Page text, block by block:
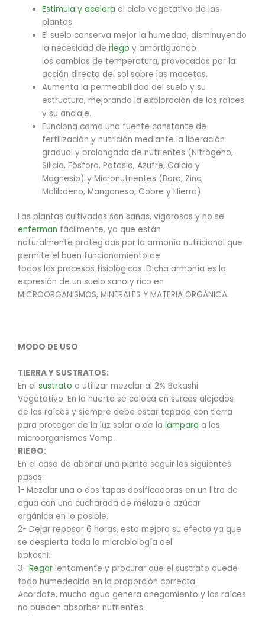
Estimula y acelera el ciclo vegetativo de las
plantas.
El suelo conserva mejor la humedad, disminuyendo
la necesidad deriego y amortiguando
los cambios de temperatura, provocados por la
acción directa del sol sobre las macetas.
Aumenta la permeabilidad del suelo y su
estructura, mejorando la exploración de las raíces
y su anclaje.
Funciona como una fuente constante de
fertilización y nutrición mediante la liberación
gradual y prolongada de nutrientes (Nitrógeno,
Silicio, Fósforo, Potasio, Azufre, Calcio y
Magnesio) y Micronutrientes (Boro, Zinc,
Molibdeno, Manganeso, Cobre y Hierro).
Las plantas cultivadas son sanas, vigorosas y no se
enferman fácilmente, ya que están
naturalmente protegidas por la armonía nutricional que
permite el buen funcionamiento de
todos los procesos fisiológicos. Dicha armonía es la
expresión de un suelo sano y rico en
MICROORGANISMOS, MINERALES Y MATERIA ORGÁNICA.
MODO DE USO
TIERRA Y SUSTRATOS:
En el sustrato a utilizar mezclar al 2% Bokashi
Vegetativo. En la huerta se coloca en surcos alejados
de las raíces y siempre debe estar tapado con tierra
para proteger de la luz solar o de la lámpara a los
microorganismos Vamp.
RIEGO:
En el caso de abonar una planta seguir los siguientes
pasos:
1- Mezclar una o dos tapas dosificadoras en un litro de
agua con una cucharada de melaza o azúcar
orgánica en lo posible.
2- Dejar reposar 6 horas, esto mejora su efecto ya que
se despierta toda la microbiología del
bokashi.
3- Regar lentamente y procurar que el sustrato quede
todo humedecido en la proporción correcta.
Acordate, mucha agua genera anegamiento y las raíces
no pueden absorber nutrientes.